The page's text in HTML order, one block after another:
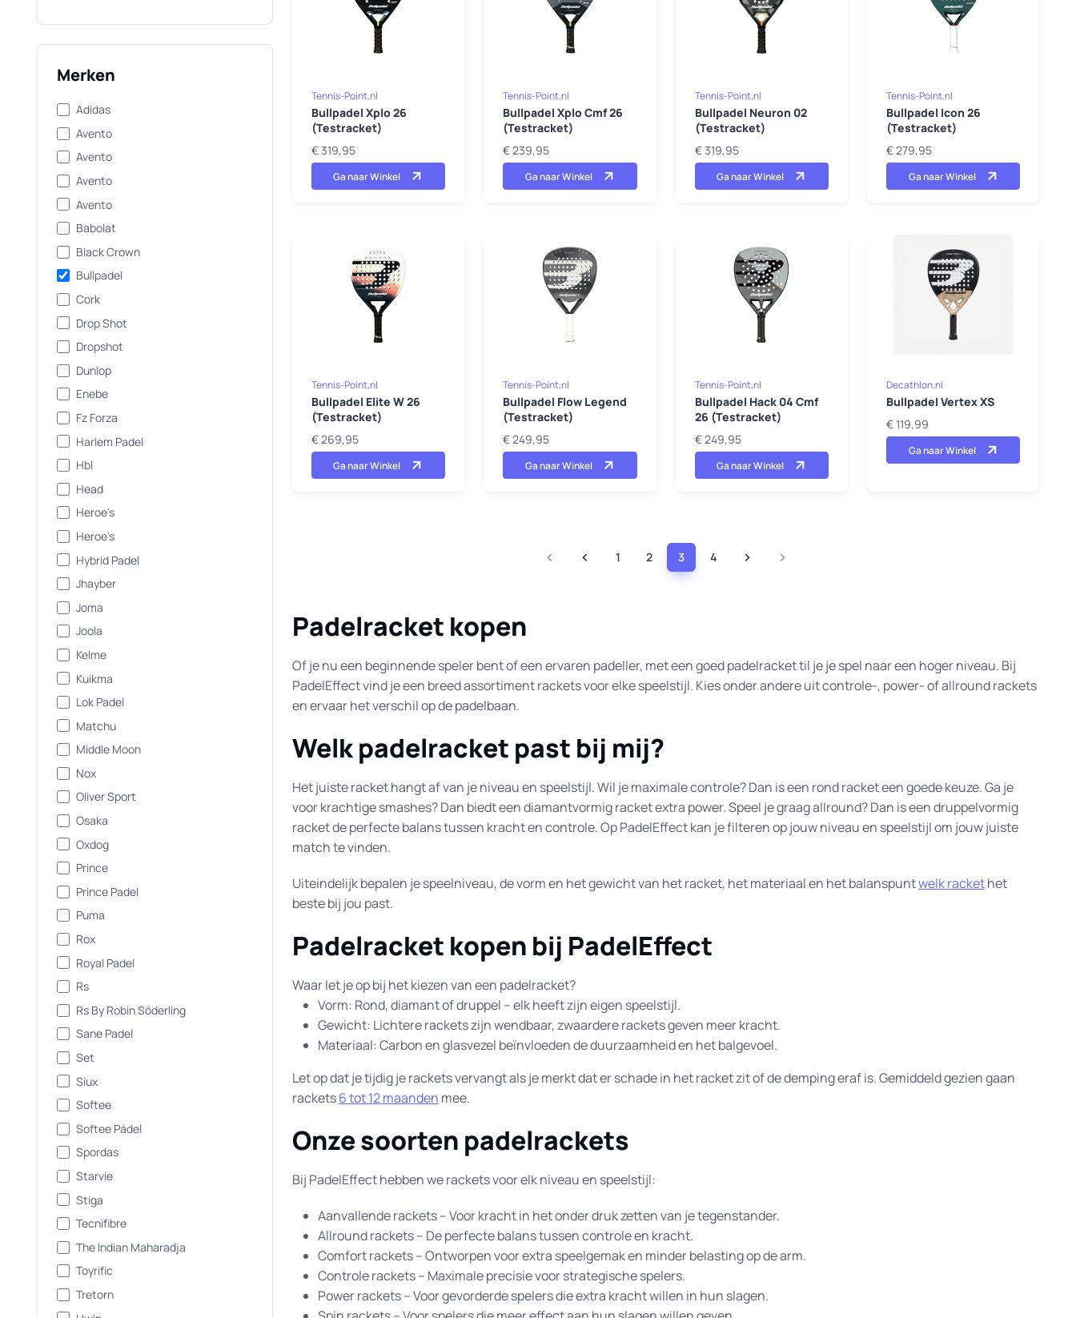
Merken
Adidas
Avento
Avento
Avento
Avento
Babolat
Black Crown
Bullpadel
Cork
Drop Shot
Dropshot
Dunlop
Enebe
Fz Forza
Harlem Padel
Hbl
Head
Heroe's
Heroe's
Hybrid Padel
Jhayber
Joma
Joola
Kelme
Kuikma
Lok Padel
Matchu
Middle Moon
Nox
Oliver Sport
Osaka
Oxdog
Prince
Prince Padel
Puma
Rox
Royal Padel
Rs
Rs By Robin Söderling
Sane Padel
Set
Siux
Softee
Softee Pádel
Spordas
Starvie
Stiga
Tecnifibre
The Indian Maharadja
Toyrific
Tretorn
Tennis-Point.nl
Bullpadel Xplo 26
(Testracket)
€ 319,95
Ga naar Winkel
Tennis-Point.nl
Bullpadel Xplo Cmf 26
(Testracket)
€ 239,95
Ga naar Winkel
Tennis-Point.nl
Bullpadel Neuron 02
(Testracket)
€ 319,95
Ga naar Winkel
Tennis-Point.nl
Bullpadel Icon 26
(Testracket)
€ 279,95
Ga naar Winkel
Tennis-Point.nl
Bullpadel Elite W 26
(Testracket)
€ 269,95
Ga naar Winkel
Tennis-Point.nl
Bullpadel Flow Legend
(Testracket)
€ 249,95
Ga naar Winkel
Tennis-Point.nl
Bullpadel Hack 04 Cmf
26 (Testracket)
€ 249,95
Ga naar Winkel
Decathlon.nl
Bullpadel Vertex XS
€ 119,99
Ga naar Winkel
1 2 3
(current)
4
Padelracket kopen
Of je nu een beginnende speler bent of een ervaren padeller, met een goed padelracket til je je spel naar een hoger niveau. Bij
PadelEffect vind je een breed assortiment rackets voor elke speelstijl. Kies onder andere uit controle-, power- of allround rackets
en ervaar het verschil op de padelbaan.
Welk padelracket past bij mij?
Het juiste racket hangt af van je niveau en speelstijl. Wil je maximale controle? Dan is een rond racket een goede keuze. Ga je
voor krachtige smashes? Dan biedt een diamantvormig racket extra power. Speel je graag allround? Dan is een druppelvormig
racket de perfecte balans tussen kracht en controle. Op PadelEffect kan je filteren op jouw niveau en speelstijl om jouw juiste
match te vinden.
Uiteindelijk bepalen je speelniveau, de vorm en het gewicht van het racket, het materiaal en het balanspuntwelk rackethet
beste bij jou past.
Padelracket kopen bij PadelEffect
Waar let je op bij het kiezen van een padelracket?
Vorm: Rond, diamant of druppel – elk heeft zijn eigen speelstijl.
Gewicht: Lichtere rackets zijn wendbaar, zwaardere rackets geven meer kracht.
Materiaal: Carbon en glasvezel beïnvloeden de duurzaamheid en het balgevoel.
Let op dat je tijdig je rackets vervangt als je merkt dat er schade in het racket zit of de demping eraf is. Gemiddeld gezien gaan
rackets6 tot 12 maanden mee.
Onze soorten padelrackets
Bij PadelEffect hebben we rackets voor elk niveau en speelstijl:
Aanvallende rackets – Voor kracht in het onder druk zetten van je tegenstander.
Allround rackets – De perfecte balans tussen controle en kracht.
Comfort rackets – Ontworpen voor extra speelgemak en minder belasting op de arm.
Controle rackets – Maximale precisie voor strategische spelers.
Power rackets – Voor gevorderde spelers die extra kracht willen in hun slagen.